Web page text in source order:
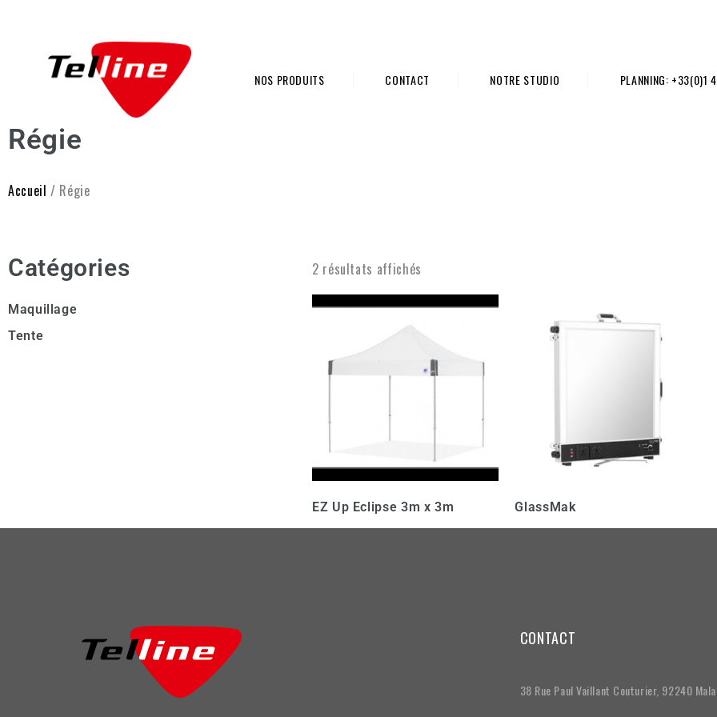
NOS PRODUITS CONTACT NOTRE STUDIO PLANNING: +33(0)1
Régie
Accueil / Régie
Catégories
Maquillage
Tente
2 résultats affichés
EZ Up Eclipse 3m x 3m GlassMak
CONTACT
38 Rue Paul Vaillant Couturier, 92240